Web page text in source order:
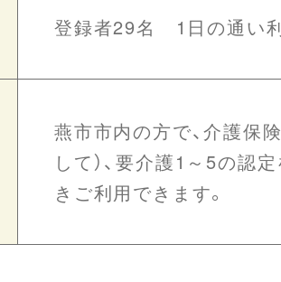
登録者29名 1日の通い
燕市市内の方で、介護保
して）、要介護1～5の認
きご利用できます。